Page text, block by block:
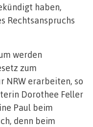
haben,
Rechtsanspruchs
werden
zum
NRW erarbeiten, so
Dorothee Feller
Paul beim
denn beim